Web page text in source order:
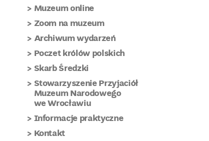
Muzeum online
Zoom na muzeum
Archiwum wydarzeń
Poczet królów polskich
Skarb Średzki
Stowarzyszenie Przyjaciół
Muzeum Narodowego
we Wrocławiu
Informacje praktyczne
Kontakt